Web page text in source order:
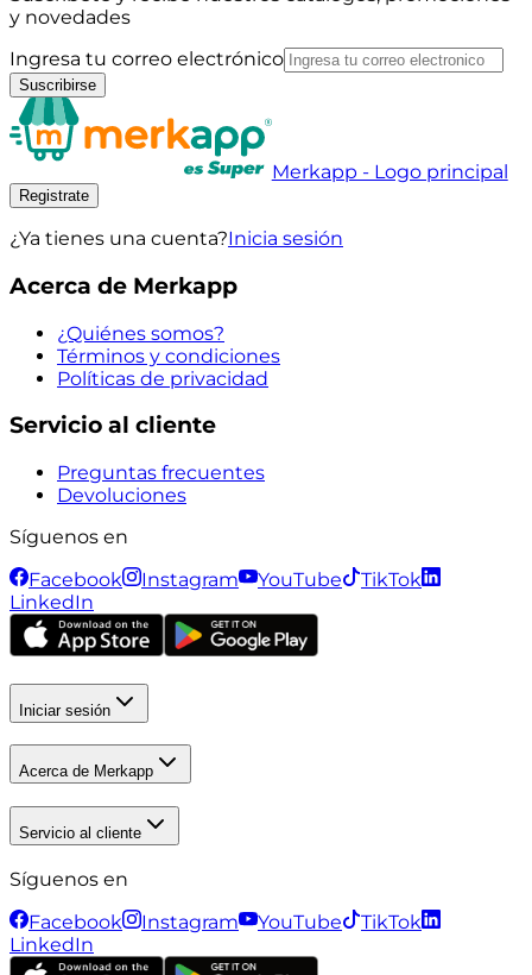
y novedades
Ingresa tu correo electrónico
Suscribirse
Merkapp - Logo principal
Registrate
¿Ya tienes una cuenta?Inicia sesión
Acerca de Merkapp
¿Quiénes somos?
Términos y condiciones
Políticas de privacidad
Servicio al cliente
Preguntas frecuentes
Devoluciones
Síguenos en
Facebook
Instagram YouTube
TikTok
LinkedIn
Iniciar sesión
Acerca de Merkapp
Servicio al cliente
Síguenos en
Facebook
Instagram YouTube
TikTok
LinkedIn